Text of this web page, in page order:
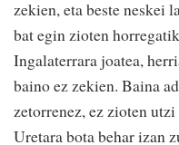
zekien, eta beste neskei
bat egin zioten
Ingalaterrara joatea,
baino ez zekien. Baina
zetorrenez, ez zioten
Uretara bota behar izan